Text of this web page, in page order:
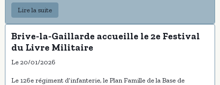
commémorative qui se tiendra le
Mémorial du Mont-Valérien
Lire la suite
Brive-la-Gaillarde accueille le 2e Festival
du Livre Militaire
Le 20/01/2026
Le 126e régiment d’infanterie, le Plan Famille de la Base de